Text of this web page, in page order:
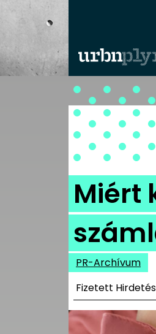
Miért
PR-Archívum
Fizetett Hirdetés